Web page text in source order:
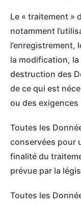
Le « traitement »
notamment
l’enregistrement,
la modification,
destruction des
de ce qui est
ou des exigences
Toutes les
conservées pour
finalité du
prévue par la
Toutes les